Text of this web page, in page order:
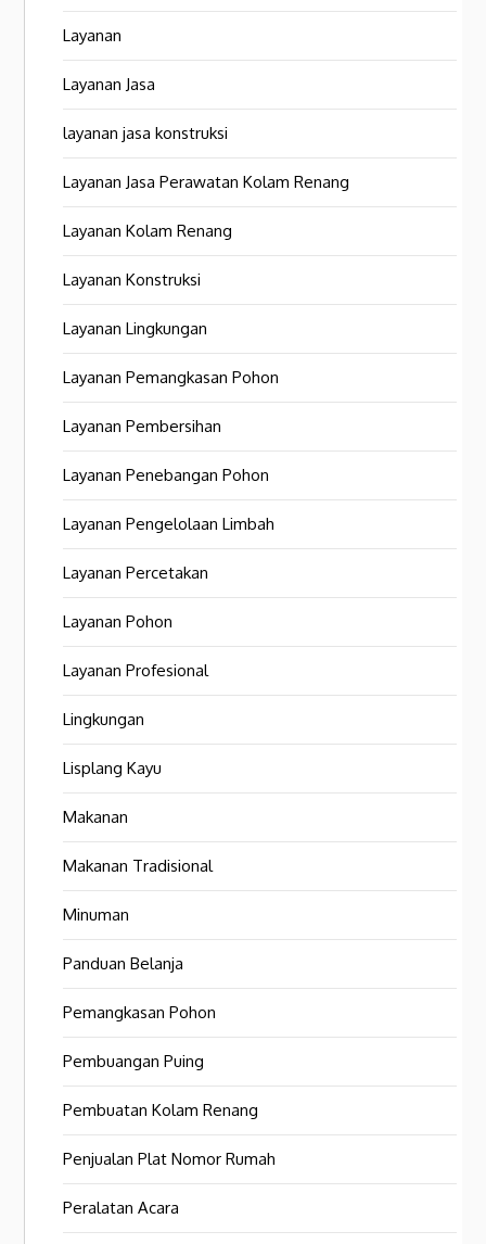
Layanan
Layanan Jasa
layanan jasa konstruksi
Layanan Jasa Perawatan Kolam Renang
Layanan Kolam Renang
Layanan Konstruksi
Layanan Lingkungan
Layanan Pemangkasan Pohon
Layanan Pembersihan
Layanan Penebangan Pohon
Layanan Pengelolaan Limbah
Layanan Percetakan
Layanan Pohon
Layanan Profesional
Lingkungan
Lisplang Kayu
Makanan
Makanan Tradisional
Minuman
Panduan Belanja
Pemangkasan Pohon
Pembuangan Puing
Pembuatan Kolam Renang
Penjualan Plat Nomor Rumah
Peralatan Acara